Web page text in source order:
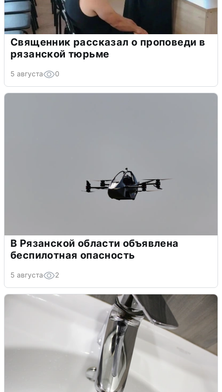
Священник рассказал о проповеди в
рязанской тюрьме
5 августа 0
В Рязанской области объявлена
беспилотная опасность
5 августа 2